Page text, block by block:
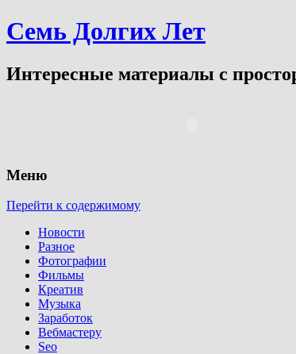
Семь Долгих Лет
Интересные материалы с
Меню
Перейти к содержимому
Новости
Разное
Фотографии
Фильмы
Креатив
Музыка
Заработок
Вебмастеру
Seo